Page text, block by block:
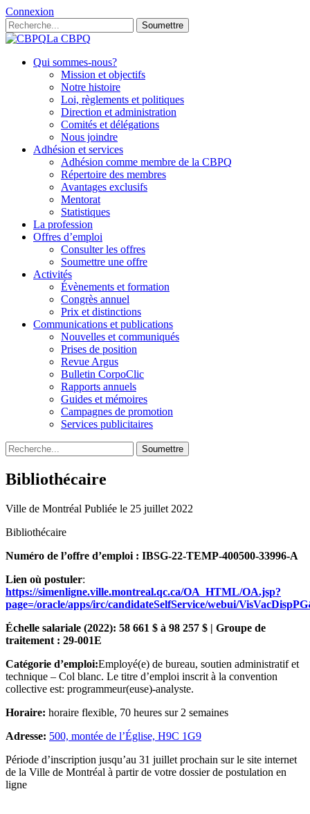
Connexion
Soumettre
La CBPQ
Qui sommes-nous?
Mission et objectifs
Notre histoire
Loi, règlements et politiques
Direction et administration
Comités et délégations
Nous joindre
Adhésion et services
Adhésion comme membre de la CBPQ
Répertoire des membres
Avantages exclusifs
Mentorat
Statistiques
La profession
Offres d’emploi
Consulter les offres
Soumettre une offre
Activités
Évènements et formation
Congrès annuel
Prix et distinctions
Communications et publications
Nouvelles et communiqués
Prises de position
Revue Argus
Bulletin CorpoClic
Rapports annuels
Guides et mémoires
Campagnes de promotion
Services publicitaires
Soumettre
Bibliothécaire
Ville de Montréal Publiée le 25 juillet 2022
Bibliothécaire
Numéro de l’offre d’emploi : IBSG-22-TEMP-400500-33996-A
Lien où postuler:
https://simenligne.ville.montreal.qc.ca/OA_HTML/OA.jsp?
page=/oracle/apps/irc/candidateSelfService/webui/
Échelle salariale (2022): 58 661 $ à 98 257 $ | Groupe de
traitement : 29-001E
Catégorie d’emploi:Employé(e) de bureau, soutien administratif et
technique – Col blanc. Le titre d’emploi inscrit à la convention
collective est: programmeur(euse)-analyste.
Horaire: horaire flexible, 70 heures sur 2 semaines
Adresse: 500, montée de l’Église, H9C 1G9
Période d’inscription jusqu’au 31 juillet prochain sur le site internet
de la Ville de Montréal à partir de votre dossier de postulation en
ligne